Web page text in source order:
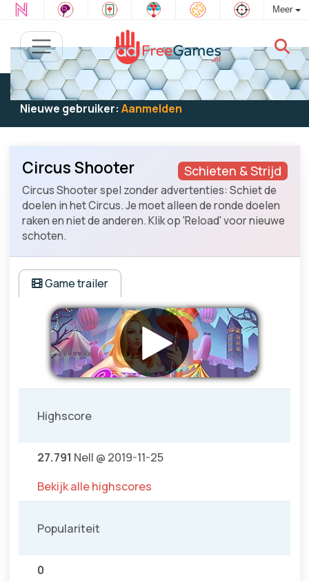
Meer
Bestaande gebruiker: Log in
om te spelen
Nieuwe gebruiker: Aanmelden
Schieten & Strijd
Circus Shooter
Circus Shooter spel zonder advertenties: Schiet de
doelen in het Circus. Je moet alleen de ronde doelen
raken en niet de anderen. Klik op 'Reload' voor nieuwe
schoten.
Game trailer
Highscore
27.791 Nell @ 2019-11-25
Bekijk alle highscores
Populariteit
0